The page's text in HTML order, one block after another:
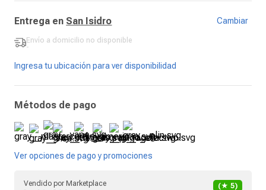
Entrega en San Isidro Cambiar
Envío a domicilio no disponible
-
Ingresa tu ubicación para ver disponibilidad
Métodos de pago
Ver opciones de pago y promociones
Vendido por Marketplace (★ 5)